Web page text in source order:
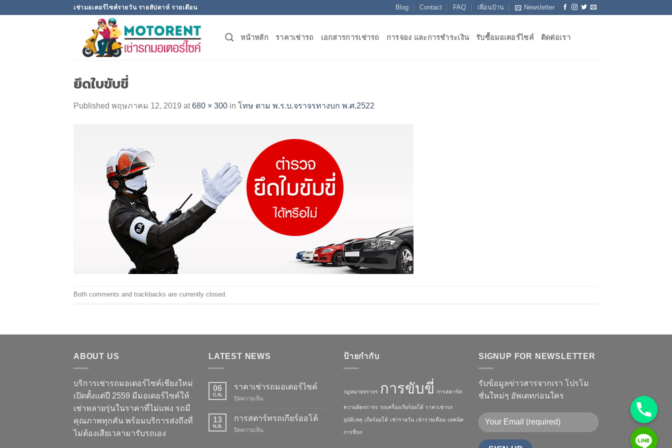
เช่ามอเตอร์ไซค์รายวัน รายสัปดาห์ รายเดือน Blog Contact FAQ เพื่อนบ้าน Newsletter
หน้าหลัก ราคาเช่ารถ เอกสารการเช่ารถ การจอง และการชำระเงิน รับซื้อมอเตอร์ไซค์ ติดต่อเรา
ยึดใบขับขี่
Published พฤษภาคม 12, 2019 at680 × 300 in โทษ ตาม พ.ร.บ.จราจรทางบก พ.ศ.2522
Both comments and trackbacks are currently closed.
ABOUT US
บริการเช่ารถมอเตอร์ไซค์เชียงใหม่
เปิดตั้งแต่ปี 2559 มีมอเตอร์ไซค์ให้
เช่าหลายรุ่นในราคาที่ไม่แพง รถมี
คุณภาพทุกคัน พร้อมบริการส่งถึงที่
ไม่ต้องเสียเวลามารับรถเอง
LATEST NEWS
06
ก.พ.
ราคาเช่ารถมอเตอร์ไซค์
ปิดความเห็น
เช่า
13
พ.ค.
การสตาร์ทรถเกียร์ออโต้
ปิดความเห็น
ป้ายกำกับ
กฎหมายจราจร การขับขี่ การสตาร์ท
ความผิดจราจร รถเครื่องเกียร์ออโต้ ราคาเช่ารถ
อุบัติเหตุ เกียร์ออโต้ เช่ารายวัน เช่ารายเดือน เทคนิค
การขี่รถ
SIGNUP FOR NEWSLETTER
รับข้อมูลข่าวสารจากเรา โปรโม
ชั่นใหม่ๆ อัพเดทก่อนใคร